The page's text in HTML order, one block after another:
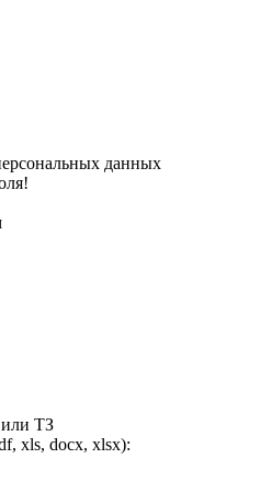
данных
ТЗ
xls, docx, xlsx):